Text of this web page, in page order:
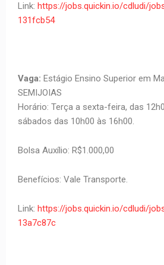
Link: https://jobs.quickin.io/cdludi/
131fcb54
Vaga: Estágio Ensino Superior em
SEMIJOIAS
Horário: Terça a sexta-feira, das
sábados das 10h00 às 16h00.
Bolsa Auxílio: R$1.000,00
Benefícios: Vale Transporte.
Link: https://jobs.quickin.io/cdludi/
13a7c87c